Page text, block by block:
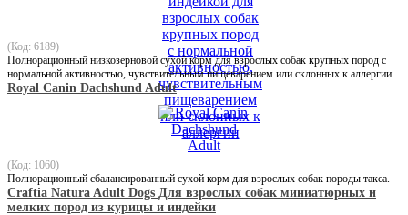
(Код: 6189)
Полнорационный низкозерновой сухой корм для взрослых собак крупных пород с
нормальной активностью, чувствительным пищеварением или склонных к аллергии
Royal Canin Dachshund Adult
(Код: 1060)
Полнорационный сбалансированный сухой корм для взрослых собак породы такса.
Craftia Natura Adult Dogs Для взрослых собак миниатюрных и
мелких пород из курицы и индейки